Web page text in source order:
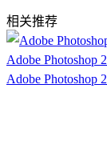
相关推荐
Adobe Photoshop
Adobe Photoshop